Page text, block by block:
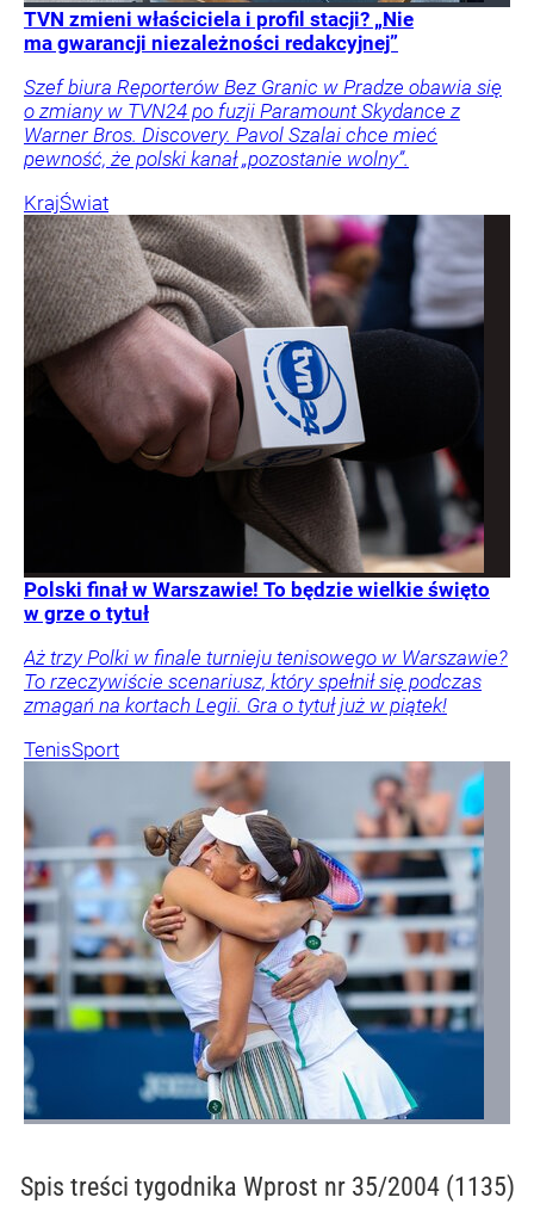
TVN zmieni właściciela i profil stacji? „Nie
ma gwarancji niezależności redakcyjnej”
Szef biura Reporterów Bez Granic w Pradze obawia się
o zmiany w TVN24 po fuzji Paramount Skydance z
Warner Bros. Discovery. Pavol Szalai chce mieć
pewność, że polski kanał „pozostanie wolny”.
KrajŚwiat
Polski finał w Warszawie! To będzie wielkie święto
w grze o tytuł
Aż trzy Polki w finale turnieju tenisowego w Warszawie?
To rzeczywiście scenariusz, który spełnił się podczas
zmagań na kortach Legii. Gra o tytuł już w piątek!
TenisSport
Spis treści tygodnika Wprost nr 35/2004 (1135)